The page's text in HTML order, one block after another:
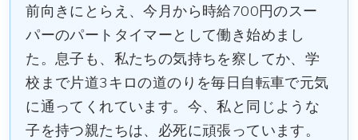
前向きにとらえ、今月から時給700円のスー
パーのパートタイマーとして働き始めまし
た。息子も、私たちの気持ちを察してか、学
校まで片道3キロの道のりを毎日自転車で元気
に通ってくれています。今、私と同じような
子を持つ親たちは、必死に頑張っています。